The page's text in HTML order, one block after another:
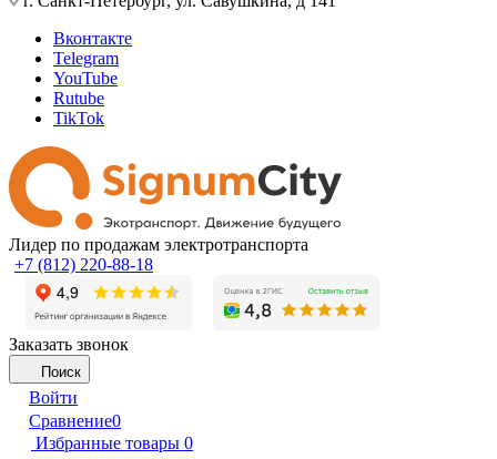
Вконтакте
Telegram
YouTube
Rutube
TikTok
Лидер по продажам электротранспорта
+7 (812) 220-88-18
Заказать звонок
Поиск
Войти
Сравнение0
Избранные товары 0